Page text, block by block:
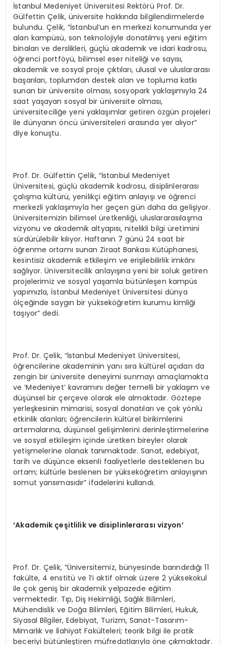
İstanbul Medeniyet Üniversitesi Rektörü Prof. Dr.
Gülfettin Çelik, üniversite hakkında bilgilendirmelerde
bulundu. Çelik, “İstanbul’un en merkezi konumunda yer
alan kampüsü, son teknolojiyle donatılmış yeni eğitim
binaları ve derslikleri, güçlü akademik ve idari kadrosu,
öğrenci portföyü, bilimsel eser niteliği ve sayısı,
akademik ve sosyal proje çıktıları, ulusal ve uluslararası
başarıları, toplumdan destek alan ve topluma katkı
sunan bir üniversite olması, sosyopark yaklaşımıyla 24
saat yaşayan sosyal bir üniversite olması,
üniversiteciliğe yeni yaklaşımlar getiren özgün projeleri
ile dünyanın öncü üniversiteleri arasında yer alıyor”
diye konuştu.
Prof. Dr. Gülfettin Çelik, “İstanbul Medeniyet
Üniversitesi, güçlü akademik kadrosu, disiplinlerarası
çalışma kültürü, yenilikçi eğitim anlayışı ve öğrenci
merkezli yaklaşımıyla her geçen gün daha da gelişiyor.
Üniversitemizin bilimsel üretkenliği, uluslararasılaşma
vizyonu ve akademik altyapısı, nitelikli bilgi üretimini
sürdürülebilir kılıyor. Haftanın 7 günü 24 saat bir
öğrenme ortamı sunan Ziraat Bankası Kütüphanesi,
kesintisiz akademik etkileşim ve erişilebilirlik imkânı
sağlıyor. Üniversitecilik anlayışına yeni bir soluk getiren
projelerimiz ve sosyal yaşamla bütünleşen kampüs
yapımızla, İstanbul Medeniyet Üniversitesi dünya
ölçeğinde saygın bir yükseköğretim kurumu kimliği
taşıyor” dedi.
Prof. Dr. Çelik, “İstanbul Medeniyet Üniversitesi,
öğrencilerine akademinin yanı sıra kültürel açıdan da
zengin bir üniversite deneyimi sunmayı amaçlamakta
ve ‘Medeniyet’ kavramını değer temelli bir yaklaşım ve
düşünsel bir çerçeve olarak ele almaktadır. Göztepe
yerleşkesinin mimarisi, sosyal donatıları ve çok yönlü
etkinlik alanları; öğrencilerin kültürel birikimlerini
artırmalarına, düşünsel gelişimlerini derinleştirmelerine
ve sosyal etkileşim içinde üretken bireyler olarak
yetişmelerine olanak tanımaktadır. Sanat, edebiyat,
tarih ve düşünce eksenli faaliyetlerle desteklenen bu
ortam; kültürle beslenen bir yükseköğretim anlayışının
somut yansımasıdır” ifadelerini kullandı.
‘Akademik çeşitlilik ve disiplinlerarası vizyon’
Prof. Dr. Çelik, “Üniversitemiz, bünyesinde barındırdığı 11
fakülte, 4 enstitü ve 1’i aktif olmak üzere 2 yüksekokul
ile çok geniş bir akademik yelpazede eğitim
vermektedir. Tıp, Diş Hekimliği, Sağlık Bilimleri,
Mühendislik ve Doğa Bilimleri, Eğitim Bilimleri, Hukuk,
Siyasal Bilgiler, Edebiyat, Turizm, Sanat-Tasarım-
Mimarlık ve İlahiyat Fakülteleri; teorik bilgi ile pratik
beceriyi bütünleştiren müfredatlarıyla öne çıkmaktadır.